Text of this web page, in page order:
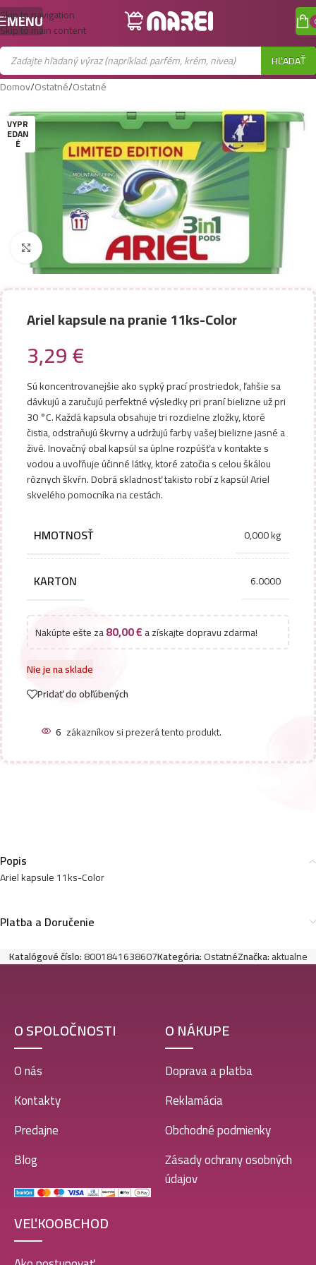
Skip to navigation
Skip to main content
MENU
HĽADAŤ
Domov/Ostatné/Ostatné
VYPR
EDAN
É
Zobraziť väčší obrázok
Ariel kapsule na pranie 11ks-Color
3,29€
Sú koncentrovanejšie ako sypký prací prostriedok, ľahšie sa
dávkujú a zaručujú perfektné výsledky pri praní bielizne už pri
30 °C. Každá kapsula obsahuje tri rozdielne zložky, ktoré
čistia, odstraňujú škvrny a udržujú farby vašej bielizne jasné a
živé. Inovačný obal kapsúl sa úplne rozpúšťa v kontakte s
vodou a uvoľňuje účinné látky, ktoré zatočia s celou škálou
rôznych škvŕn. Dobrá skladnosť takisto robí z kapsúl Ariel
skvelého pomocníka na cestách.
HMOTNOSŤ 0,000 kg
KARTON 6.0000
Nakúpte ešte za80,00€a získajte dopravu zdarma!
Nie je na sklade
Pridať do obľúbených
6 zákazníkov si prezerá tento produkt.
Popis
Ariel kapsule 11ks-Color
Platba a Doručenie
Katalógové číslo:8001841638607Kategória:OstatnéZnačka:aktualne
O SPOLOČNOSTI
O nás
Kontakty
Predajne
Blog
O NÁKUPE
Doprava a platba
Reklamácia
Obchodné podmienky
Zásady ochrany osobných
údajov
VEĽKOOBCHOD